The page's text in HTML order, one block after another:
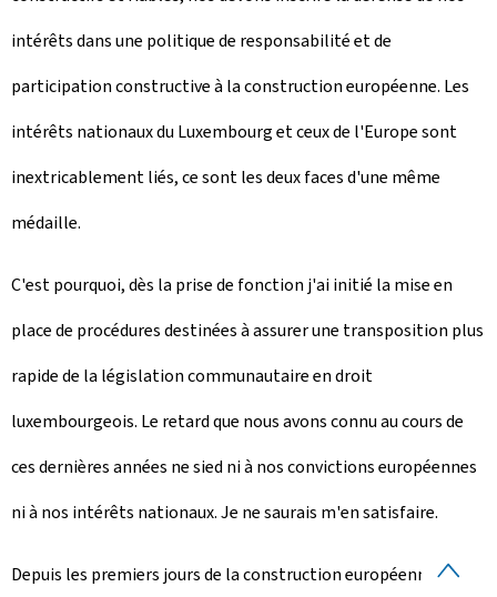
intérêts dans une politique de responsabilité et de
participation constructive à la construction européenne. Les
intérêts nationaux du Luxembourg et ceux de l'Europe sont
inextricablement liés, ce sont les deux faces d'une même
médaille.
C'est pourquoi, dès la prise de fonction j'ai initié la mise en
place de procédures destinées à assurer une transposition plus
rapide de la législation communautaire en droit
luxembourgeois. Le retard que nous avons connu au cours de
ces dernières années ne sied ni à nos convictions européennes
ni à nos intérêts nationaux. Je ne saurais m'en satisfaire.
Depuis les premiers jours de la construction européenne, le